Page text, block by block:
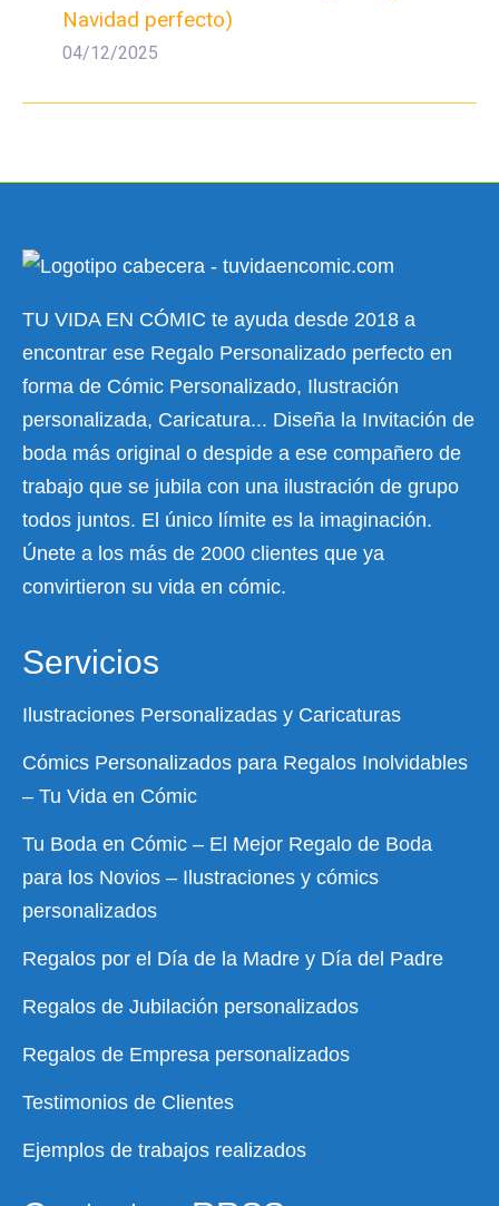
Navidad perfecto)
04/12/2025
TU VIDA EN CÓMIC te ayuda desde 2018 a
encontrar ese Regalo Personalizado perfecto en
forma de Cómic Personalizado, Ilustración
personalizada, Caricatura... Diseña la Invitación de
boda más original o despide a ese compañero de
trabajo que se jubila con una ilustración de grupo
todos juntos. El único límite es la imaginación.
Únete a los más de 2000 clientes que ya
convirtieron su vida en cómic.
Servicios
Ilustraciones Personalizadas y Caricaturas
Cómics Personalizados para Regalos Inolvidables
– Tu Vida en Cómic
Tu Boda en Cómic – El Mejor Regalo de Boda
para los Novios – Ilustraciones y cómics
personalizados
Regalos por el Día de la Madre y Día del Padre
Regalos de Jubilación personalizados
Regalos de Empresa personalizados
Testimonios de Clientes
Ejemplos de trabajos realizados